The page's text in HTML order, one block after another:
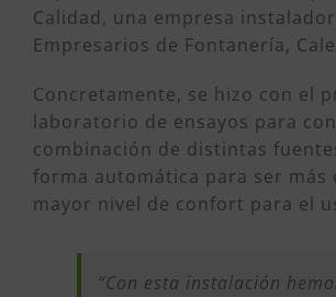
Calidad, una empresa
Empresarios de Fontanería,
Concretamente, se hizo con el
laboratorio de ensayos para
combinación de distintas
forma automática para ser más
mayor nivel de confort para el
“Con esta instalación